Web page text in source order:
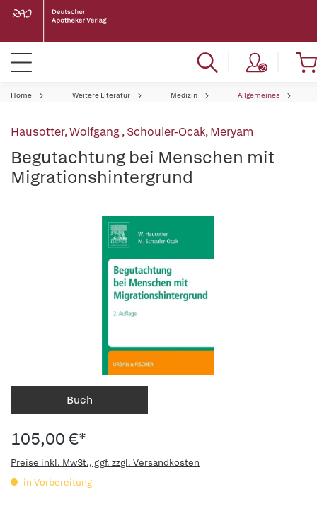
Home Weitere Literatur Medizin Allgemeines
Hausotter, Wolfgang,Schouler-Ocak, Meryam
Begutachtung bei Menschen mit
Migrationshintergrund
Buch
105,00 €*
Preise inkl. MwSt., ggf. zzgl. Versandkosten
in Vorbereitung